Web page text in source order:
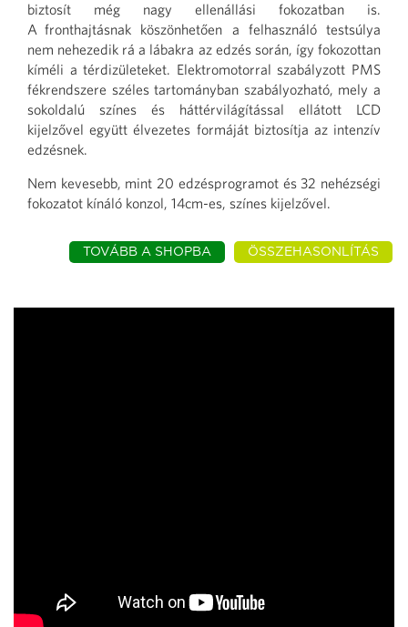
biztosít még nagy ellenállási fokozatban is.
A fronthajtásnak köszönhetően a felhasználó testsúlya
nem nehezedik rá a lábakra az edzés során, így fokozottan
kíméli a térdizületeket. Elektromotorral szabályzott PMS
fékrendszere széles tartományban szabályozható, mely a
sokoldalú színes és háttérvilágítással ellátott LCD
kijelzővel együtt élvezetes formáját biztosítja az intenzív
edzésnek.
Nem kevesebb, mint 20 edzésprogramot és 32 nehézségi
fokozatot kínáló konzol, 14cm-es, színes kijelzővel.
TOVÁBB A SHOPBA ÖSSZEHASONLÍTÁS